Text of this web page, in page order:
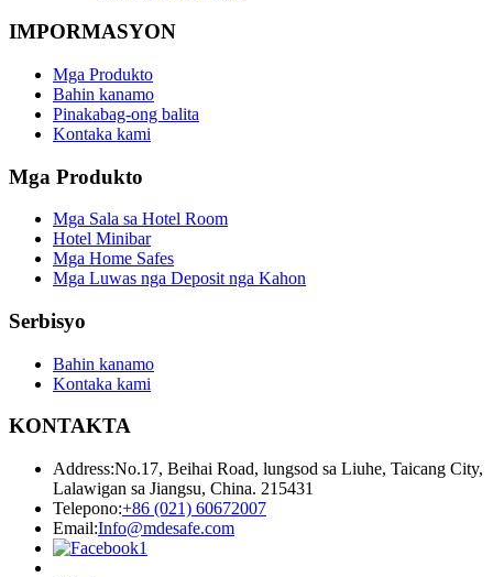
IMPORMASYON
Mga Produkto
Bahin kanamo
Pinakabag-ong balita
Kontaka kami
Mga Produkto
Mga Sala sa Hotel Room
Hotel Minibar
Mga Home Safes
Mga Luwas nga Deposit nga Kahon
Serbisyo
Bahin kanamo
Kontaka kami
KONTAKTA
Address:No.17, Beihai Road, lungsod sa Liuhe, Taicang City,
Lalawigan sa Jiangsu, China. 215431
Telepono:+86 (021) 60672007
Email:Info@mdesafe.com